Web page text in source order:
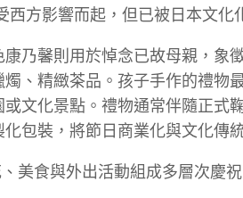
方影響而起，但已被日本文化
乃馨則用於悼念已故母親，象
、精緻茶品。孩子手作的禮物
文化景點。禮物通常伴隨正式
包裝，將節日商業化與文化傳
美食與外出活動組成多層次慶祝